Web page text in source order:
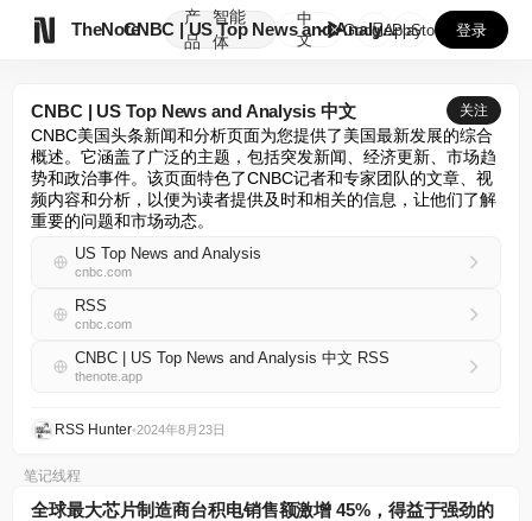
TheNote
产
品
智能
体
CNBC | US Top News and Analysi...
中
文
GooglePlay
AppStore 登录
CNBC | US Top News and Analysis 中文 关注
CNBC美国头条新闻和分析页面为您提供了美国最新发展的综合
概述。它涵盖了广泛的主题，包括突发新闻、经济更新、市场趋
势和政治事件。该页面特色了CNBC记者和专家团队的文章、视
频内容和分析，以便为读者提供及时和相关的信息，让他们了解
重要的问题和市场动态。
US Top News and Analysis
cnbc.com
RSS
cnbc.com
CNBC | US Top News and Analysis 中文 RSS
thenote.app
RSS Hunter•2024年8月23日
笔记线程
全球最大芯片制造商台积电销售额激增 45%，得益于强劲的